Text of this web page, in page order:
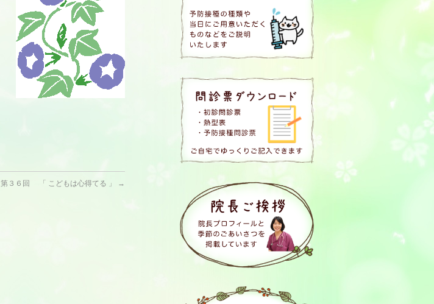
第３６回 「 こどもは心得てる 」 →